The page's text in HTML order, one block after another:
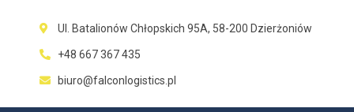
Ul. Batalionów Chłopskich 95A, 58-200 Dzierżoniów
+48 667 367 435
biuro@falconlogistics.pl